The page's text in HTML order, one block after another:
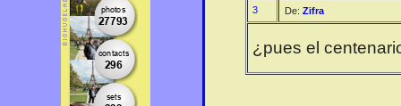
3 De: Zifra
¿pues el